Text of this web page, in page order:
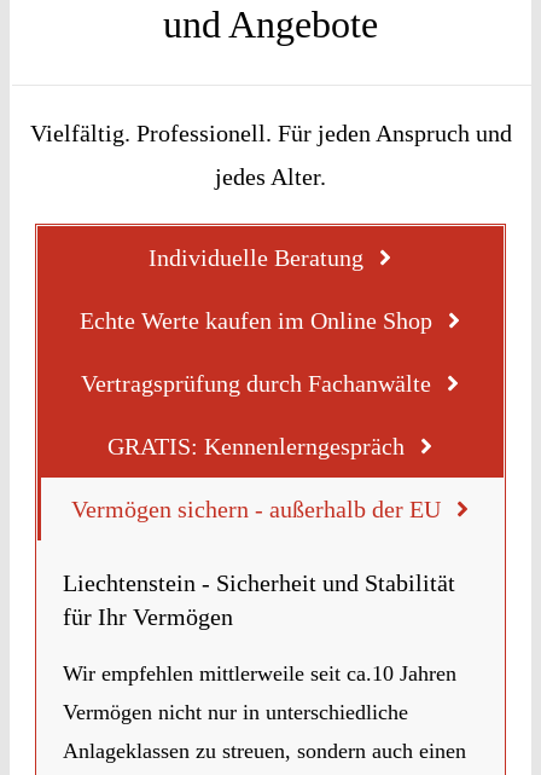
und Angebote
Vielfältig. Professionell. Für jeden Anspruch und
jedes Alter.
Individuelle Beratung
Echte Werte kaufen im Online Shop
Vertragsprüfung durch Fachanwälte
GRATIS: Kennenlerngespräch
Vermögen sichern - außerhalb der EU
Liechtenstein - Sicherheit und Stabilität
für Ihr Vermögen
Wir empfehlen mittlerweile seit ca.10 Jahren
Vermögen nicht nur in unterschiedliche
Anlageklassen zu streuen, sondern auch einen